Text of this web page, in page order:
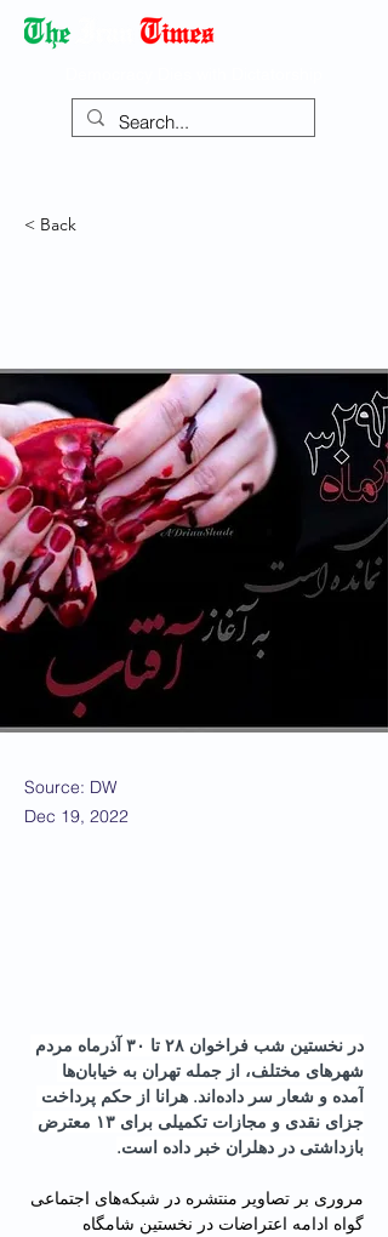
< Back
Source: DW
Dec 19, 2022
در نخستین شب فراخوان ۲۸ تا ۳۰ آذرماه مردم
شهرهای مختلف، از جمله تهران به خیابان‌ها
آمده و شعار سر داده‌اند. هرانا از حکم پرداخت
جزای نقدی و مجازات تکمیلی برای ۱۳ معترض
بازداشتی در دهلران خبر داده است.
مروری بر تصاویر منتشره در شبکه‌‌های اجتماعی
گواه ادامه اعتراضات در نخستین شامگاه